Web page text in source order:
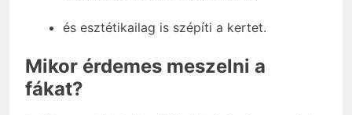
és esztétikailag is szépíti a kertet.
Mikor érdemes meszelni a
fákat?